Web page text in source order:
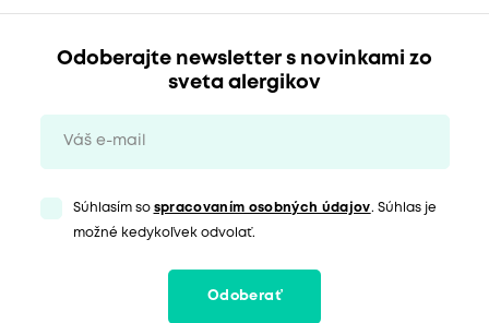
Odoberajte newsletter s novinkami zo
sveta alergikov
Súhlasím so spracovaním osobných údajov. Súhlas je
možné kedykoľvek odvolať.
Odoberať